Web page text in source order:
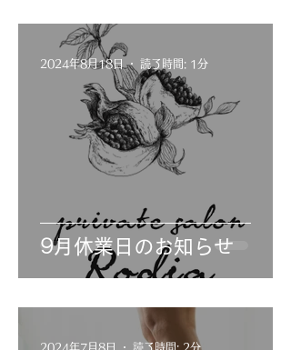
9月休業日のお知らせ
2024年8月18日 読了時間: 1分
2024年7月8日 読了時間: 2分